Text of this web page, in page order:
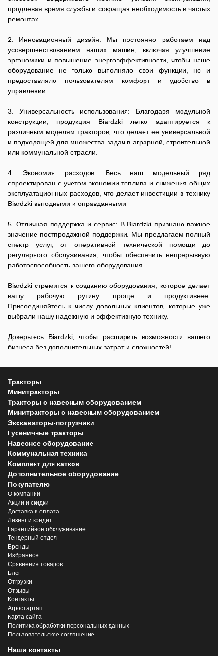
продлевая время службы и сокращая необходимость в частых
ремонтах.
2. Инновационный дизайн: Мы постоянно работаем над
усовершенствованием наших машин, включая улучшение
эргономики и повышение энергоэффективности, чтобы наше
оборудование не только выполняло свои функции, но и
предоставляло пользователям комфорт и удобство в
управлении.
3. Универсальность использования: Благодаря модульной
конструкции, продукция Biardzki легко адаптируется к
различным моделям тракторов, что делает ее универсальной
и подходящей для множества задач в аграрной, строительной
или коммунальной отрасли.
4. Экономия расходов: Весь наш модельный ряд
спроектирован с учетом экономии топлива и снижения общих
эксплуатационных расходов, что делает инвестиции в технику
Biardzki выгодными и оправданными.
5. Отличная поддержка и сервис: В Biardzki признано важное
значение постпродажной поддержки. Мы предлагаем полный
спектр услуг, от оперативной технической помощи до
регулярного обслуживания, чтобы обеспечить непрерывную
работоспособность вашего оборудования.
Biardzki стремится к созданию оборудования, которое делает
вашу рабочую рутину проще и продуктивнее.
Присоединяйтесь к числу довольных клиентов, которые уже
выбрали нашу надежную и эффективную технику.
Доверьтесь Biardzki, чтобы расширить возможности вашего
бизнеса без дополнительных затрат и сложностей!
Тракторы
Минитракторы
Тракторы с навесным оборудованием
Минитракторы с навесным оборудованием
Экскаваторы-погрузчики
Гусеничные тракторы
Навесное оборудование
Коммунальная техника
Комплект для катков
Дополнительное оборудование
Покупателю
О компании
Акции и скидки
Доставка и оплата
Лизинг и кредит
Гарантийное обслуживание
Тендерный отдел
Бренды
Избранное
Сравнение товаров
Блог
Отгрузки
Отзывы
Контакты
Агростартап
Карта сайта
Политика обработки персональных данных
Пользовательское соглашение
Наши контакты